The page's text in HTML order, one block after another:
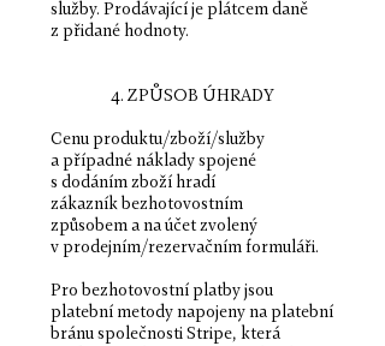
služby. Prodávající je plátcem daně
z přidané hodnoty.
4. ZPŮSOB ÚHRADY
Cenu produktu/zboží/služby
a případné náklady spojené
s dodáním zboží hradí
zákazník bezhotovostním
způsobem a na účet zvolený
v prodejním/rezervačním formuláři.
Pro bezhotovostní platby jsou
platební metody napojeny na platební
bránu společnosti Stripe, která